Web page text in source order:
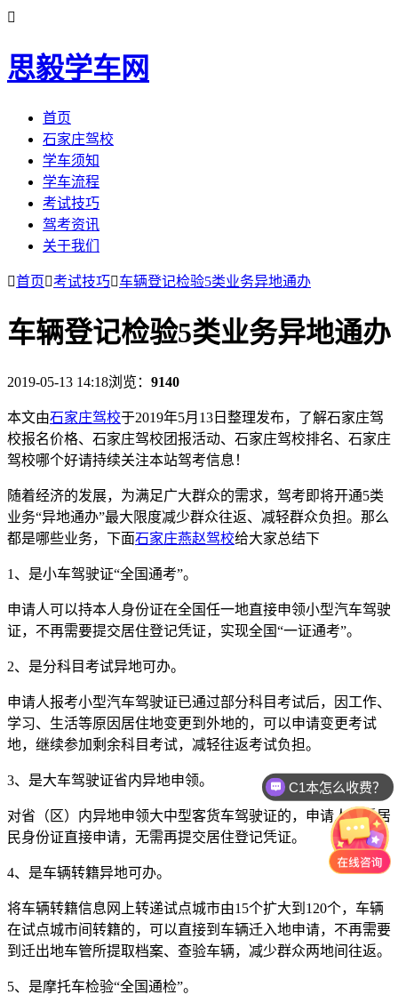

思毅学车网
首页
石家庄驾校
学车须知
学车流程
考试技巧
驾考资讯
关于我们
首页考试技巧车辆登记检验5类业务异地通办
车辆登记检验5类业务异地通办
2019-05-13 14:18浏览： 9140
本文由石家庄驾校于2019年5月13日整理发布，了解石家庄驾
校报名价格、石家庄驾校团报活动、石家庄驾校排名、石家庄
驾校哪个好请持续关注本站驾考信息！
随着经济的发展，为满足广大群众的需求，驾考即将开通5类
业务“异地通办”最大限度减少群众往返、减轻群众负担。那么
都是哪些业务，下面石家庄燕赵驾校给大家总结下
1 、是小车驾驶证“全国通考”。
申请人可以持本人身份证在全国任一地直接申领小型汽车驾驶
证，不再需要提交居住登记凭证，实现全国“一证通考”。
2、是分科目考试异地可办。
申请人报考小型汽车驾驶证已通过部分科目考试后，因工作、
学习、生活等原因居住地变更到外地的，可以申请变更考试
地，继续参加剩余科目考试，减轻往返考试负担。
3、是大车驾驶证省内异地申领。
对省（区）内异地申领大中型客货车驾驶证的，申请人可凭居
民身份证直接申请，无需再提交居住登记凭证。
4、是车辆转籍异地可办。
将车辆转籍信息网上转递试点城市由15个扩大到 120个，车辆
在试点城市间转籍的，可以直接到车辆迁入地申请，不再需要
到迁出地车管所提取档案、查验车辆，减少群众两地间往返。
5、是摩托车检验“全国通检”。
C1本怎么收费？